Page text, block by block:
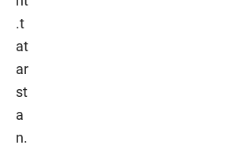
.t
at
ar
st
a
n.